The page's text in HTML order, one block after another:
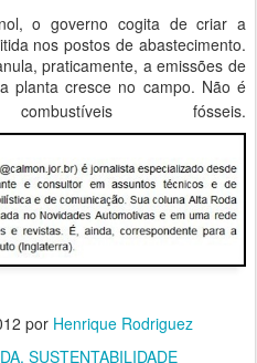
o governo cogita de criar a
nos postos de abastecimento.
praticamente, a emissões de
planta cresce no campo. Não é
fósseis.
por Henrique Rodriguez
SUSTENTABILIDADE